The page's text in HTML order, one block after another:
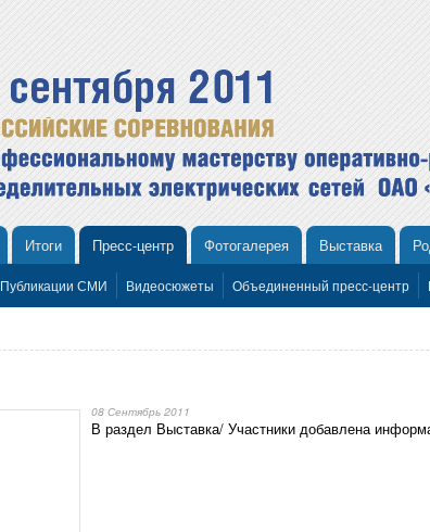
Итоги Пресс-центр Фотогалерея Выставка
Публикации СМИ Видеосюжеты Объединенный пресс-центр
08 Сентябрь 2011
В раздел Выставка/ Участники добавлена